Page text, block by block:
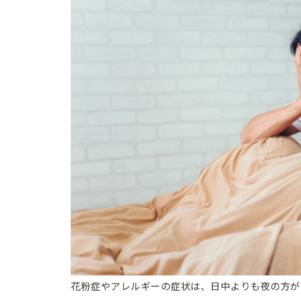
花粉症やアレルギーの症状は、日中よりも夜の方